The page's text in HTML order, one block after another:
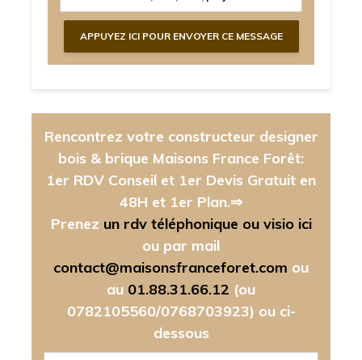
Rencontrez votre constructeur designer
bois & brique Maisons France Forêt:
1er RDV Conseil et 1er Devis Gratuit en
48H et 1er Plan.⇒
Prenez un rdv téléphonique ou visio ici
ou par mail
contact@maisonsfranceforet.com ou
au 01.88.31.66.12 (ou
0782105560/0768703923) ou ci-
dessous